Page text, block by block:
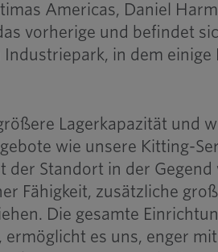
Americas, Daniel
vorherige und befindet
in dem
Lagerkapazität und
wie unsere Kitting-
der Standort in der
Fähigkeit, zusätzliche
Die gesamte
es uns, enger